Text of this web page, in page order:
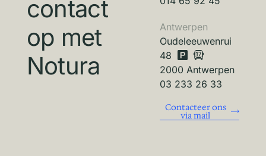
contact
op met
Notura
Antwerpen
Oudeleeuwenrui
48
2000 Antwerpen
03 233 26 33
Contacteer ons
via mail